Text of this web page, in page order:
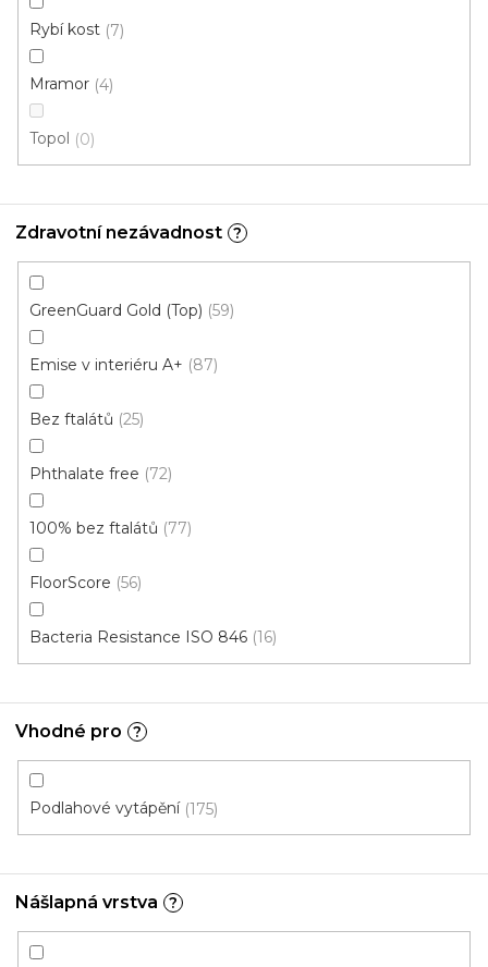
Rybí kost 7
Mramor 4
Topol 0
Zdravotní nezávadnost ?
GreenGuard Gold (Top) 59
Emise v interiéru A+ 87
Bez ftalátů 25
Phthalate free 72
100% bez ftalátů 77
FloorScore 56
Bacteria Resistance ISO 846 16
Vhodné pro ?
Podlahové vytápění 175
Nášlapná vrstva ?
749 Kč/ m2
Fix Standard D (lepená)
Vinylová podlaha Wineo Select Starlight oak soft
DB00116
449 Kč
Měrná
115,42 Kč / 1 m2
Wineo